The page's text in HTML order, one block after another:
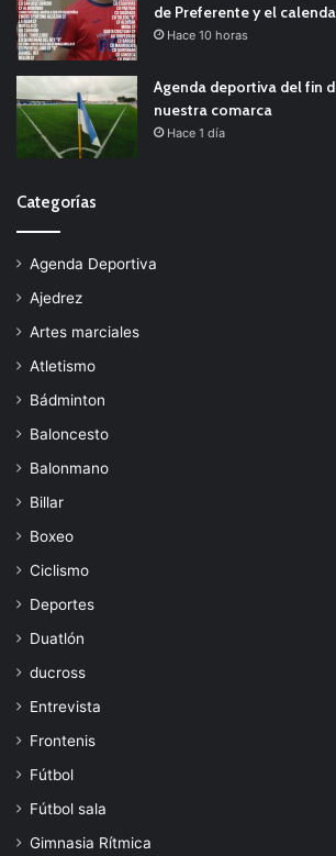
de Preferente y el
Hace 10 horas
Agenda deportiva del fin
nuestra comarca
Hace 1 día
Categorías
Agenda Deportiva
Ajedrez
Artes marciales
Atletismo
Bádminton
Baloncesto
Balonmano
Billar
Boxeo
Ciclismo
Deportes
Duatlón
ducross
Entrevista
Frontenis
Fútbol
Fútbol sala
Gimnasia Rítmica